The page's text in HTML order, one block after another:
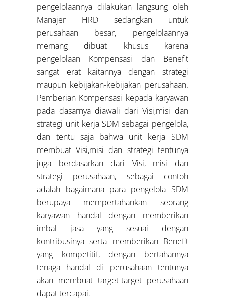
pengelolaannya dilakukan langsung oleh
Manajer HRD sedangkan untuk
perusahaan besar, pengelolaannya
memang dibuat khusus karena
pengelolaan Kompensasi dan Benefit
sangat erat kaitannya dengan strategi
maupun kebijakan-kebijakan perusahaan.
Pemberian Kompensasi kepada karyawan
pada dasarnya diawali dari Visi,misi dan
strategi unit kerja SDM sebagai pengelola,
dan tentu saja bahwa unit kerja SDM
membuat Visi,misi dan strategi tentunya
juga berdasarkan dari Visi, misi dan
strategi perusahaan, sebagai contoh
adalah bagaimana para pengelola SDM
berupaya mempertahankan seorang
karyawan handal dengan memberikan
imbal jasa yang sesuai dengan
kontribusinya serta memberikan Benefit
yang kompetitif, dengan bertahannya
tenaga handal di perusahaan tentunya
akan membuat target-target perusahaan
dapat tercapai.